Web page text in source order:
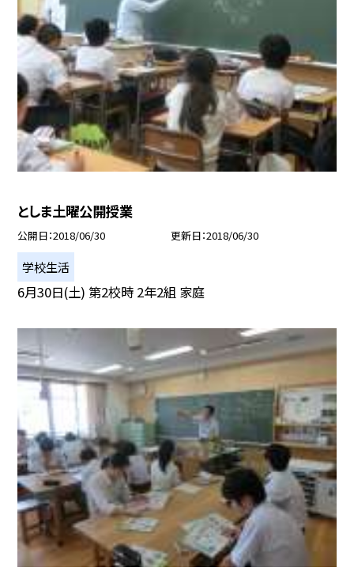
としま土曜公開授業
公開日 2018/06/30 更新日 2018/06/30
学校生活
6月30日(土) 第2校時 2年2組 家庭